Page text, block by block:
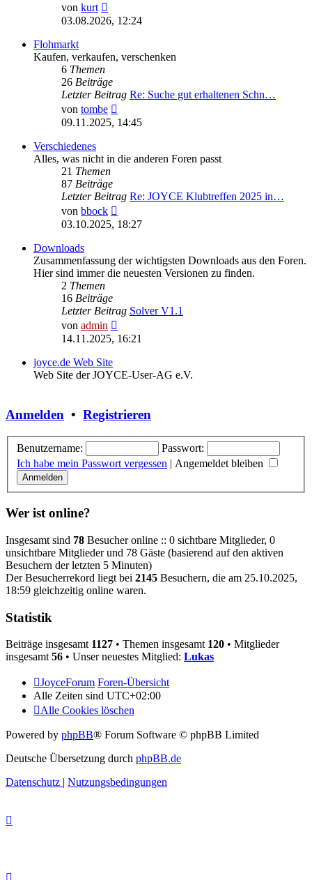
von kurt
Beitrag
03.08.2026, 12:24
Flohmarkt
Kaufen, verkaufen, verschenken
6 Themen
26 Beiträge
Letzter Beitrag Re: Suche gut erhaltenen Schn…
von tombe
Beitrag
09.11.2025, 14:45
Verschiedenes
Alles, was nicht in die anderen Foren passt
21 Themen
87 Beiträge
Letzter Beitrag Re: JOYCE Klubtreffen 2025 in…
von bbock
Beitrag
03.10.2025, 18:27
Downloads
Zusammenfassung der wichtigsten Downloads aus den Foren.
Hier sind immer die neuesten Versionen zu finden.
2 Themen
16 Beiträge
Letzter Beitrag Solver V1.1
von admin
Beitrag
14.11.2025, 16:21
joyce.de Web Site
Web Site der JOYCE-User-AG e.V.
Anmelden • Registrieren
Benutzername:
Passwort:
Ich habe mein Passwort vergessen | Angemeldet bleiben
Wer ist online?
Insgesamt sind 78 Besucher online :: 0 sichtbare Mitglieder, 0
unsichtbare Mitglieder und 78 Gäste (basierend auf den aktiven
Besuchern der letzten 5 Minuten)
Der Besucherrekord liegt bei 2145 Besuchern, die am 25.10.2025,
18:59 gleichzeitig online waren.
Statistik
Beiträge insgesamt 1127 • Themen insgesamt 120 • Mitglieder
insgesamt 56 • Unser neuestes Mitglied: Lukas
JoyceForum Foren-Übersicht
Alle Zeiten sind UTC+02:00
Alle Cookies löschen
Powered by phpBB® Forum Software © phpBB Limited
Deutsche Übersetzung durch phpBB.de
Datenschutz | Nutzungsbedingungen